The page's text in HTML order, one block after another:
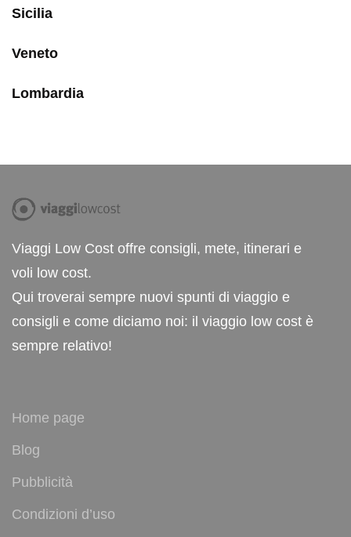
Sicilia
Veneto
Lombardia
Viaggi Low Cost offre consigli, mete, itinerari e
voli low cost.
Qui troverai sempre nuovi spunti di viaggio e
consigli e come diciamo noi: il viaggio low cost è
sempre relativo!
Home page
Blog
Pubblicità
Condizioni d’uso